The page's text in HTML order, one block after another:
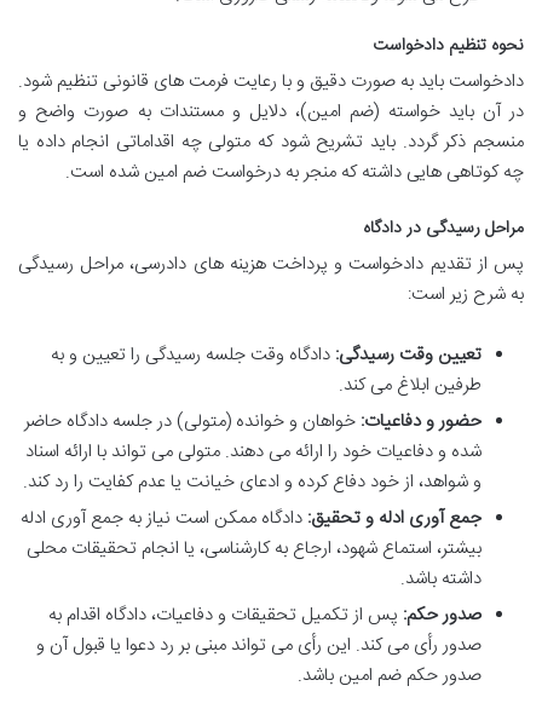
نحوه تنظیم دادخواست
دادخواست باید به صورت دقیق و با رعایت فرمت های قانونی تنظیم شود.
در آن باید خواسته (ضم امین)، دلایل و مستندات به صورت واضح و
منسجم ذکر گردد. باید تشریح شود که متولی چه اقداماتی انجام داده یا
چه کوتاهی هایی داشته که منجر به درخواست ضم امین شده است.
مراحل رسیدگی در دادگاه
پس از تقدیم دادخواست و پرداخت هزینه های دادرسی، مراحل رسیدگی
به شرح زیر است:
تعیین وقت رسیدگی: دادگاه وقت جلسه رسیدگی را تعیین و به
طرفین ابلاغ می کند.
حضور و دفاعیات: خواهان و خوانده (متولی) در جلسه دادگاه حاضر
شده و دفاعیات خود را ارائه می دهند. متولی می تواند با ارائه اسناد
و شواهد، از خود دفاع کرده و ادعای خیانت یا عدم کفایت را رد کند.
جمع آوری ادله و تحقیق: دادگاه ممکن است نیاز به جمع آوری ادله
بیشتر، استماع شهود، ارجاع به کارشناسی، یا انجام تحقیقات محلی
داشته باشد.
صدور حکم: پس از تکمیل تحقیقات و دفاعیات، دادگاه اقدام به
صدور رأی می کند. این رأی می تواند مبنی بر رد دعوا یا قبول آن و
صدور حکم ضم امین باشد.